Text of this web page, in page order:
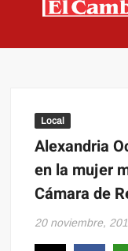
Local
Alexandria
en la mujer
Cámara de
20 noviembre,